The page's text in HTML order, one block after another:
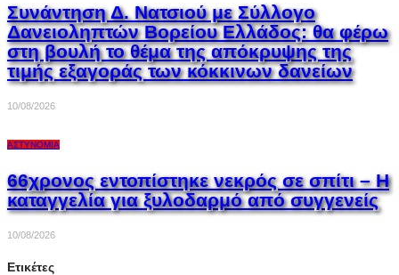
Συνάντηση Δ. Νατσιού με Σύλλογο
Δανειοληπτών Βορείου Ελλάδος: θα φέρω
στη βουλή το θέμα της απόκρυψης της
τιμής εξαγοράς των κόκκινων δανείων
10/08/2026
ΑΣΤΥΝΟΜΊΑ
66χρονος εντοπίστηκε νεκρός σε σπίτι – Η
καταγγελία για ξυλοδαρμό από συγγενείς
10/08/2026
Ετικέτες